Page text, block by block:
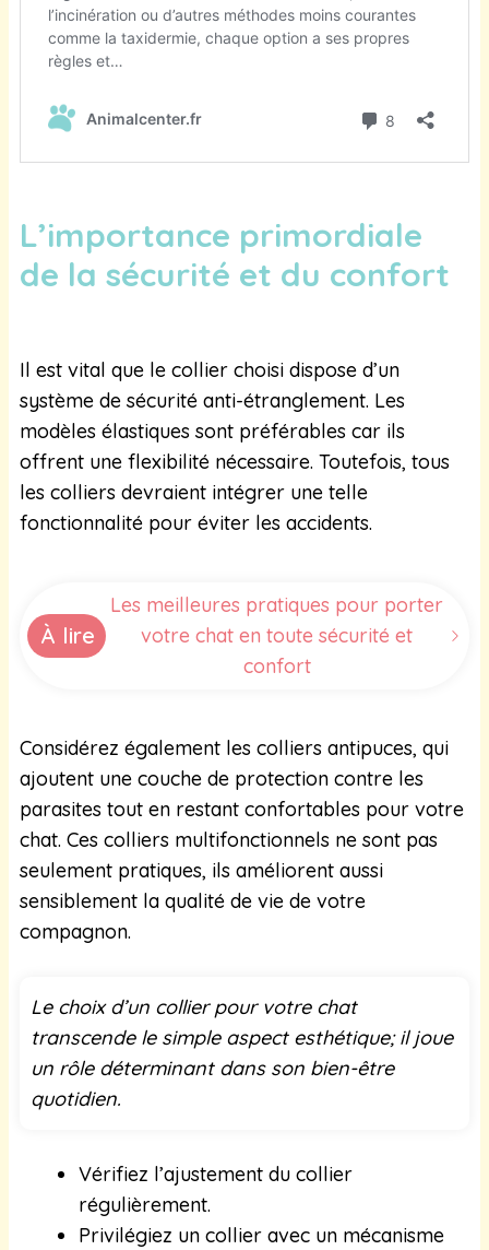
L’importance primordiale
de la sécurité et du confort
Il est vital que le collier choisi dispose d’un
système de sécurité anti-étranglement. Les
modèles élastiques sont préférables car ils
offrent une flexibilité nécessaire. Toutefois, tous
les colliers devraient intégrer une telle
fonctionnalité pour éviter les accidents.
À lire
Les meilleures pratiques pour porter
votre chat en toute sécurité et
confort
Considérez également les colliers antipuces, qui
ajoutent une couche de protection contre les
parasites tout en restant confortables pour votre
chat. Ces colliers multifonctionnels ne sont pas
seulement pratiques, ils améliorent aussi
sensiblement la qualité de vie de votre
compagnon.
Le choix d’un collier pour votre chat
transcende le simple aspect esthétique; il joue
un rôle déterminant dans son bien-être
quotidien.
Vérifiez l’ajustement du collier
régulièrement.
Privilégiez un collier avec un mécanisme